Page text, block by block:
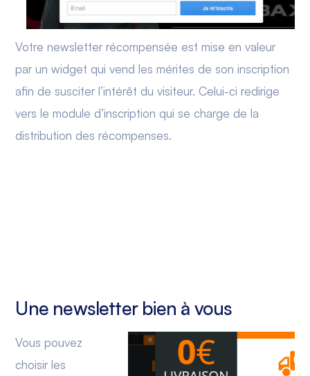
Votre newsletter récompensée est mise en valeur
par un widget qui vend les mérites de son inscription
afin de susciter l’intérêt du visiteur. Celui-ci redirige
vers le module d’inscription qui se charge de la
distribution des récompenses.
Une newsletter bien à vous
Vous pouvez
choisir les